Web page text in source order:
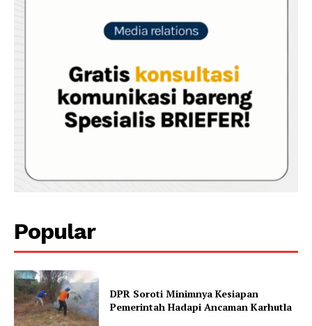
Popular
DPR Soroti Minimnya Kesiapan
Pemerintah Hadapi Ancaman Karhutla